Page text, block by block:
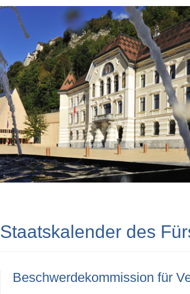
Staatskalender des
Beschwerde­kom­mission für